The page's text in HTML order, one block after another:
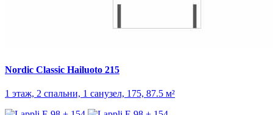
Nordic Classic Hailuoto 215
1 этаж, 2 спальни, 1 санузел, 175, 87.5 м²